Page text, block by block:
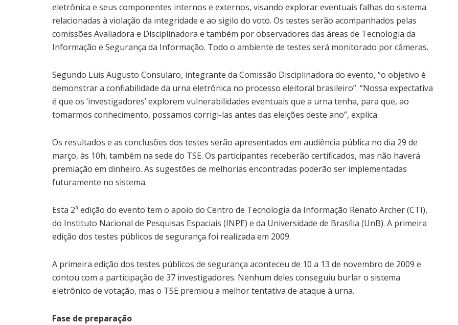
eletrônica e seus componentes internos e externos, visando explorar eventuais falhas do sistema
relacionadas à violação da integridade e ao sigilo do voto. Os testes serão acompanhados pelas
comissões Avaliadora e Disciplinadora e também por observadores das áreas de Tecnologia da
Informação e Segurança da Informação. Todo o ambiente de testes será monitorado por câmeras.
Segundo Luis Augusto Consularo, integrante da Comissão Disciplinadora do evento, “o objetivo é
demonstrar a confiabilidade da urna eletrônica no processo eleitoral brasileiro”. “Nossa expectativa
é que os ‘investigadores’ explorem vulnerabilidades eventuais que a urna tenha, para que, ao
tomarmos conhecimento, possamos corrigi-las antes das eleições deste ano”, explica.
Os resultados e as conclusões dos testes serão apresentados em audiência pública no dia 29 de
março, às 10h, também na sede do TSE. Os participantes receberão certificados, mas não haverá
premiação em dinheiro. As sugestões de melhorias encontradas poderão ser implementadas
futuramente no sistema.
Esta 2ª edição do evento tem o apoio do Centro de Tecnologia da Informação Renato Archer (CTI),
do Instituto Nacional de Pesquisas Espaciais (INPE) e da Universidade de Brasília (UnB). A primeira
edição dos testes públicos de segurança foi realizada em 2009.
A primeira edição dos testes públicos de segurança aconteceu de 10 a 13 de novembro de 2009 e
contou com a participação de 37 investigadores. Nenhum deles conseguiu burlar o sistema
eletrônico de votação, mas o TSE premiou a melhor tentativa de ataque à urna.
Fase de preparação